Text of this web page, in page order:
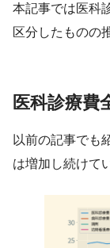
本記事では医科
区分したものの
医科診療費
以前の記事でも
は増加し続けて